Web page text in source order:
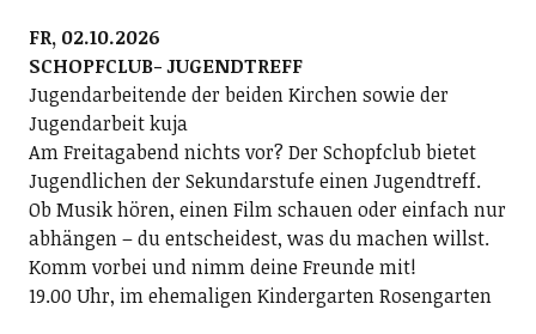
FR, 02.10.2026
SCHOPFCLUB- JUGENDTREFF
Jugendarbeitende der beiden Kirchen sowie der
Jugendarbeit kuja
Am Freitagabend nichts vor? Der Schopfclub bietet
Jugendlichen der Sekundarstufe einen Jugendtreff.
Ob Musik hören, einen Film schauen oder einfach nur
abhängen – du entscheidest, was du machen willst.
Komm vorbei und nimm deine Freunde mit!
19.00 Uhr, im ehemaligen Kindergarten Rosengarten